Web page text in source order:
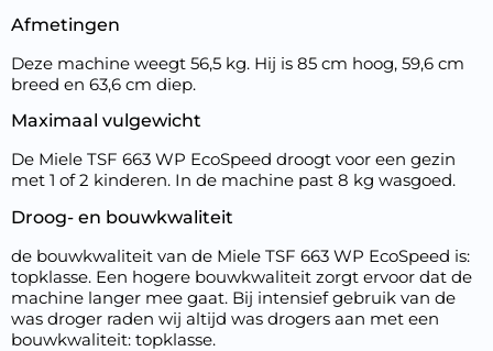
Afmetingen
Deze machine weegt 56,5 kg. Hij is 85 cm hoog, 59,6 cm
breed en 63,6 cm diep.
Maximaal vulgewicht
De Miele TSF 663 WP EcoSpeed droogt voor een gezin
met 1 of 2 kinderen. In de machine past 8 kg wasgoed.
Droog- en bouwkwaliteit
de bouwkwaliteit van de Miele TSF 663 WP EcoSpeed is:
topklasse. Een hogere bouwkwaliteit zorgt ervoor dat de
machine langer mee gaat. Bij intensief gebruik van de
was droger raden wij altijd was drogers aan met een
bouwkwaliteit: topklasse.